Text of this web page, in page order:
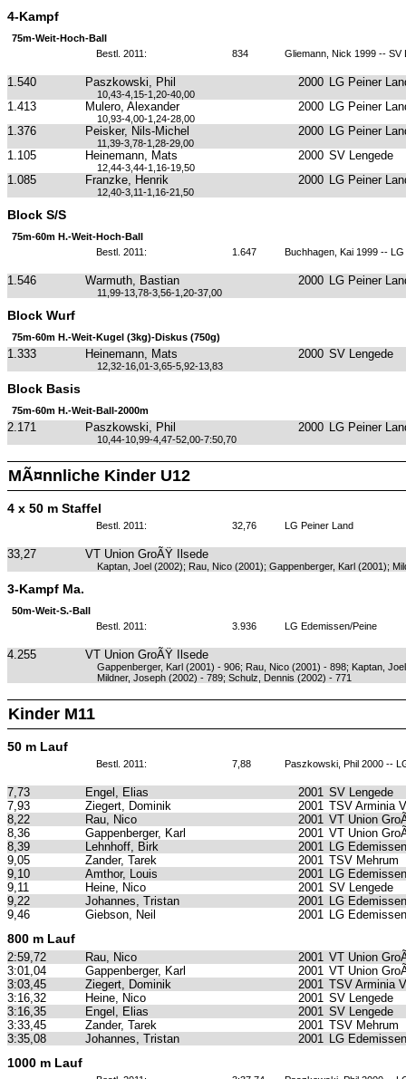
4-Kampf
75m-Weit-Hoch-Ball
Bestl. 2011:
834 Gliemann, Nick 1999 -- SV
1.540 Paszkowski, Phil 2000 LG Peiner
10,43-4,15-1,20-40,00
1.413 Mulero, Alexander 2000 LG Peiner
10,93-4,00-1,24-28,00
1.376 Peisker, Nils-Michel 2000 LG Peiner
11,39-3,78-1,28-29,00
1.105 Heinemann, Mats 2000 SV Lengede
12,44-3,44-1,16-19,50
1.085 Franzke, Henrik 2000 LG Peiner
12,40-3,11-1,16-21,50
Block S/S
75m-60m H.-Weit-Hoch-Ball
Bestl. 2011:
1.647 Buchhagen, Kai 1999 --
1.546 Warmuth, Bastian 2000 LG Peiner
11,99-13,78-3,56-1,20-37,00
Block Wurf
75m-60m H.-Weit-Kugel (3kg)-Diskus (750g)
1.333 Heinemann, Mats 2000 SV Lengede
12,32-16,01-3,65-5,92-13,83
Block Basis
75m-60m H.-Weit-Ball-2000m
2.171 Paszkowski, Phil 2000 LG Peiner
10,44-10,99-4,47-52,00-7:50,70
MÃ¤nnliche Kinder U12
4 x 50 m Staffel
Bestl. 2011: 32,76 LG Peiner Land
33,27 VT Union GroÃŸ Ilsede
Kaptan, Joel (2002); Rau, Nico (2001); Gappenberger, Karl (2001);
3-Kampf Ma.
50m-Weit-S.-Ball
Bestl. 2011:
3.936 LG Edemissen/Peine
4.255 VT Union GroÃŸ Ilsede
Gappenberger, Karl (2001) - 906; Rau, Nico (2001) - 898; Kaptan,
Mildner, Joseph (2002) - 789; Schulz, Dennis (2002) - 771
Kinder M11
50 m Lauf
Bestl. 2011: 7,88 Paszkowski, Phil 2000 --
7,73 Engel, Elias 2001 SV Lengede
7,93
Ziegert, Dominik 2001 TSV Arminia
8,22
Rau, Nico 2001 VT Union
8,36
Gappenberger, Karl 2001 VT Union
8,39
Lehnhoff, Birk 2001 LG
9,05
Zander, Tarek 2001 TSV Mehrum
9,10
Amthor, Louis 2001 LG
9,11
Heine, Nico 2001 SV Lengede
9,22
Johannes, Tristan 2001 LG
9,46
Giebson, Neil 2001 LG
800 m Lauf
2:59,72 Rau, Nico 2001 VT Union
3:01,04
Gappenberger, Karl 2001 VT Union
3:03,45
Ziegert, Dominik 2001 TSV Arminia
3:16,32
Heine, Nico 2001 SV Lengede
3:16,35
Engel, Elias 2001 SV Lengede
3:33,45
Zander, Tarek 2001 TSV Mehrum
3:35,08
Johannes, Tristan 2001 LG
1000 m Lauf